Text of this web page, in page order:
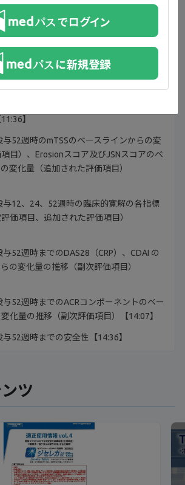
与12週時のACR20改善率（主要評価項目
果〕）【10:12】
目）【11:18】
与24週時のmTSSのベースラインからの変
目〔検証的解析結果〕）、Erosionスコ
】
与52週時のmTSSのベースラインからの変
目）、Erosionスコア及びJSNスコアのベ
変化量（追加された評価項目）
与12、24、52週時の臨床的寛解の各指標
価項目、追加された評価項目）
与52週時までのDAS28（CRP）、CDAI の
の変化量の推移（副次評価項目）
与52週時までのACRコンポーネントのベー
化量の推移（副次評価項目）【14:07】
与52週時までの安全性【14:36】
ツ